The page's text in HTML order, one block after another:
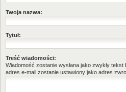
Twoja nazwa:
Tytuł:
Treść wiadomości:
Wiadomość zostanie wysłana jako zwykły
adres e-mail zostanie ustawiony jako adres